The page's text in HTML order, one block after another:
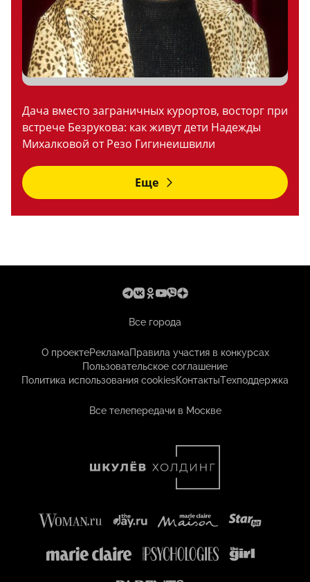
Дача вместо заграничных курортов, восторг при
встрече Безрукова: как живут дети Надежды
Михалковой от Резо Гигинеишвили
Еще
Все города
О проектеРекламаПравила участия в конкурсах
Пользовательское соглашение
Политика использования cookiesКонтактыТехподдержка
Все телепередачи в Москве